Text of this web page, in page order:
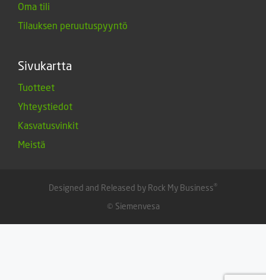
Oma tili
Tilauksen peruutuspyyntö
Sivukartta
Tuotteet
Yhteystiedot
Kasvatusvinkit
Meistä
Designed and Released by Rock My Business®
© Siemenvesa